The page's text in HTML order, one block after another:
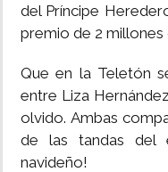
del Príncipe
premio de 2 millones
Que en la Teletón
entre Liza
olvido. Ambas
de las tandas del
navideño!